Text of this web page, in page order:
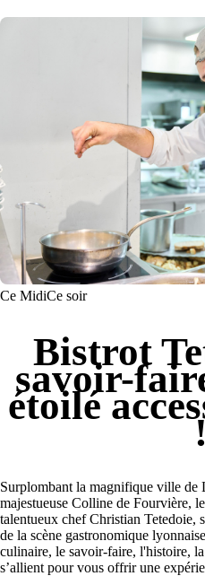
Ce MidiCe soir
Bistrot
savoir-
étoilé
Surplombant la magnifique ville de
majestueuse Colline de Fourvière,
talentueux chef Christian Tetedoie,
de la scène gastronomique
culinaire, le savoir-faire, l'histoire,
s’allient pour vous offrir une